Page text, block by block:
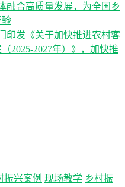
融合高质量发展，为全国乡
验
印发《关于加快推进农村客
2025-2027年）》，加快推
振兴案例 现场教学 乡村振